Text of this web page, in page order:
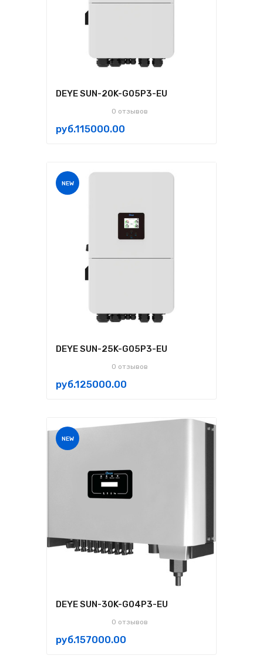
DEYE SUN-20K-G05P3-EU
0 отзывов
руб.115000.00
NEW
DEYE SUN-25K-G05P3-EU
0 отзывов
руб.125000.00
NEW
DEYE SUN-30K-G04P3-EU
0 отзывов
руб.157000.00